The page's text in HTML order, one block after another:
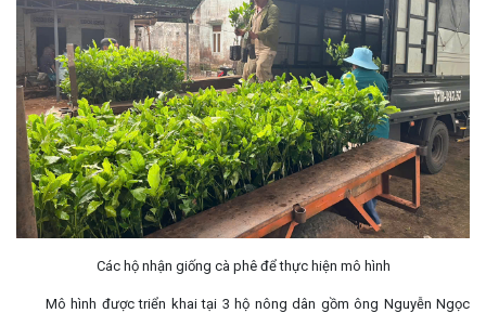
Các hộ nhận giống cà phê để thực hiện mô hình
Mô hình được triển khai tại 3 hộ nông dân gồm ông Nguyễn Ngọc